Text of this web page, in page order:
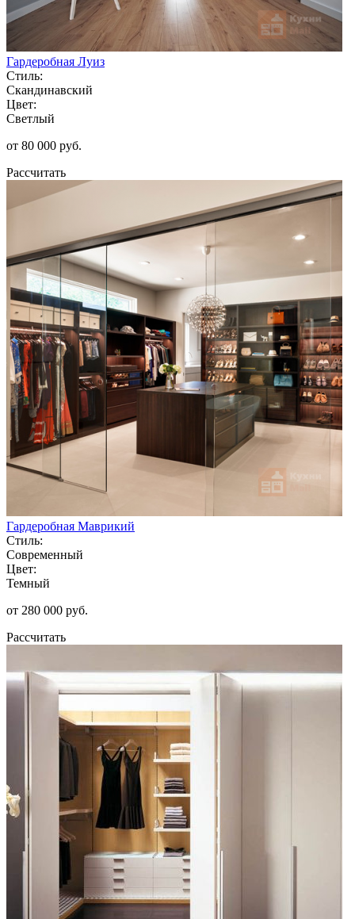
Гардеробная Луиз
Стиль:
Скандинавский
Цвет:
Светлый
от 80 000 руб.
Рассчитать
Гардеробная Маврикий
Стиль:
Современный
Цвет:
Темный
от 280 000 руб.
Рассчитать